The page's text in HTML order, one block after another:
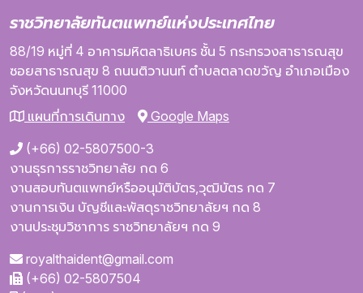
ราชวิทยาลัยทันตแพทย์แห่งประเทศไทย
88/19 หมู่ที่ 4 อาคารมหิตลาธิเบศร ชั้น 5 กระทรวงสาธารณสุข
ซอยสาธารณสุข 8 ถนนติวานนท์ ตำบลตลาดขวัญ อำเภอเมือง
จังหวัดนนทบุรี 11000
แผนที่การเดินทาง
Google Maps
(+66) 02-5807500-3
งานธุรการราชวิทยาลัย กด 6
งานสอบทันตแพทย์หรืออนุมัติบัตร,วุฒิบัตร กด 7
งานการเงิน บัญชีและพัสดุราชวิทยาลัยฯ กด 8
งานประชุมวิชาการ ราชวิทยาลัยฯ กด 9
royalthaident@gmail.com
(+66) 02-5807504